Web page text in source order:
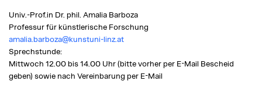
Univ.-Prof.in Dr. phil. Amalia Barboza
Professur für künstlerische Forschung
amalia.barboza@kunstuni-linz.at
Sprechstunde:
Mittwoch 12.00 bis 14.00 Uhr (bitte vorher per E-Mail Bescheid
geben) sowie nach Vereinbarung per E-Mail